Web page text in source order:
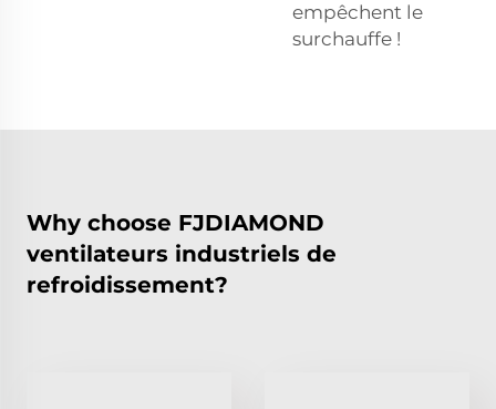
empêchent le
surchauffe !
Why choose FJDIAMOND
ventilateurs industriels de
refroidissement?